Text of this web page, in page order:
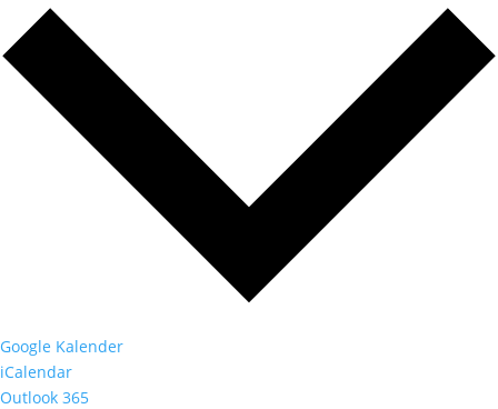
Google Kalender
iCalendar
Outlook 365